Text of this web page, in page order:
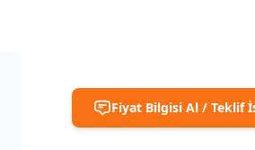
Fiyat Bilgisi Al / Teklif